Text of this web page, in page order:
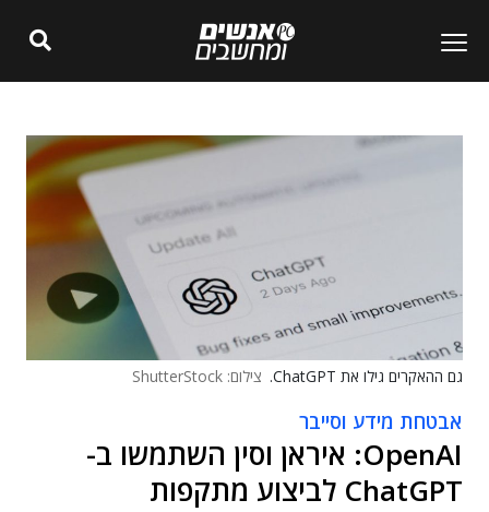
גם ההאקרים גילו את ChatGPT. צילום: ShutterStock
אבטחת מידע וסייבר
OpenAI: איראן וסין השתמשו ב-
ChatGPT לביצוע מתקפות